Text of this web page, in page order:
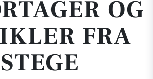
OG
FRA
STEGE